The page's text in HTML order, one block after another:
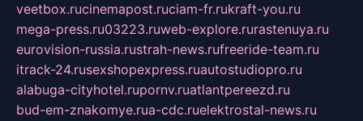
veetbox.rucinemapost.ruciam-fr.rukraft-you.ru
mega-press.ru03223.ruweb-explore.rurastenuya.ru
eurovision-russia.rustrah-news.rufreeride-team.ru
itrack-24.rusexshopexpress.ruautostudiopro.ru
alabuga-cityhotel.rupornv.ruatlantpereezd.ru
bud-em-znakomye.rua-cdc.ruelektrostal-news.ru